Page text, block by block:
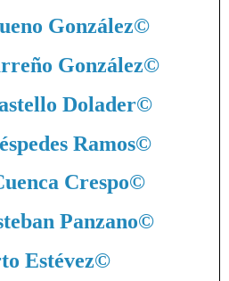
González©
González©
Dolader©
Ramos©
Crespo©
Panzano©
Estévez©